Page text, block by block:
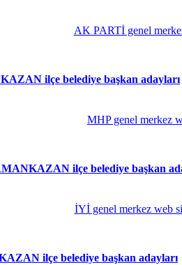
AK PARTİ genel
ilçe belediye başkan adayları
MHP genel merkez
ilçe belediye başkan
İYİ genel merkez web
ilçe belediye başkan adayları